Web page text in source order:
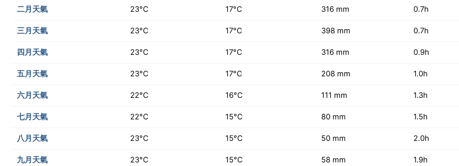
二月天氣 23°C 17°C 316 mm 0.7h
三月天氣 23°C 17°C 398 mm 0.7h
四月天氣 23°C 17°C 316 mm 0.9h
五月天氣 23°C 17°C 208 mm 1.0h
六月天氣 22°C 16°C 111 mm 1.3h
七月天氣 22°C 15°C 80 mm 1.5h
八月天氣 23°C 15°C 50 mm 2.0h
九月天氣 23°C 15°C 58 mm 1.9h